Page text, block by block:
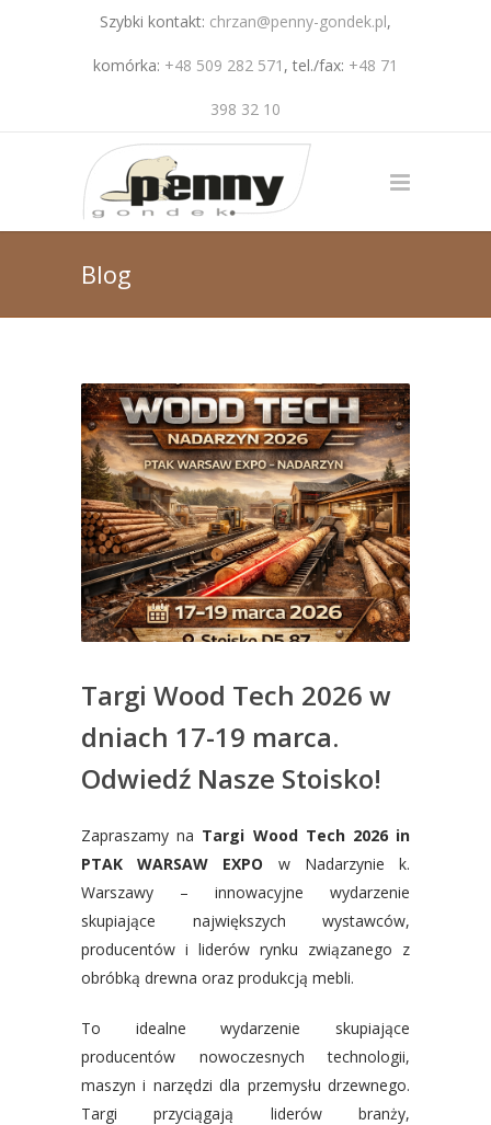
Szybki kontakt: chrzan@penny-gondek.pl,
komórka: +48 509 282 571 , tel./fax: +48 71
398 32 10
Blog
Targi Wood Tech 2026 w
dniach 17-19 marca.
Odwiedź Nasze Stoisko!
Zapraszamy na Targi Wood Tech 2026 in
PTAK WARSAW EXPO w Nadarzynie k.
Warszawy – innowacyjne wydarzenie
skupiające największych wystawców,
producentów i liderów rynku związanego z
obróbką drewna oraz produkcją mebli.
To idealne wydarzenie skupiające
producentów nowoczesnych technologii,
maszyn i narzędzi dla przemysłu drzewnego.
Targi przyciągają liderów branży,